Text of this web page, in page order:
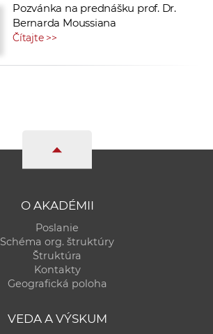
Pozvánka na prednášku prof. Dr.
Bernarda Moussiana
Čítajte >>
O AKADÉMII
Poslanie
Schéma org. štruktúry
Štruktúra
Kontakty
Geografická poloha
VEDA A VÝSKUM